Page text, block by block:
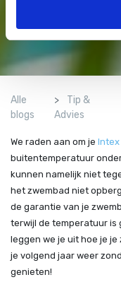
Alle
blogs
Tip &
Advies
We raden aan om je Intex
buitentemperatuur
kunnen namelijk niet
het zwembad niet
de garantie van je
terwijl de temperatuur is
leggen we je uit hoe je
je volgend jaar weer
genieten!